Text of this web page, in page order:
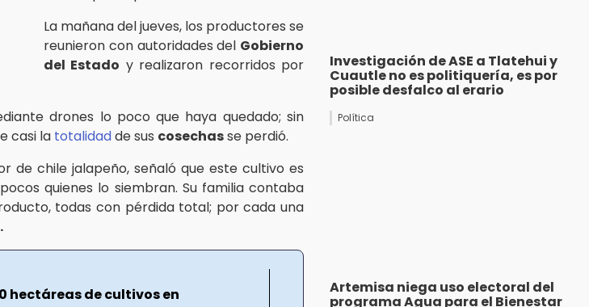
La mañana del jueves, los productores se
reunieron con autoridades del Gobierno
del Estado y realizaron recorridos por
drones lo poco que haya quedado; sin
casi la totalidadde sus cosechasse perdió.
de chile jalapeño, señaló que este cultivo es
quienes lo siembran. Su familia contaba
todas con pérdida total; por cada una
hectáreas de cultivos en
Investigación de ASE a Tlatehui y
Cuautle no es politiquería, es por
posible desfalco al erario
Política
Artemisa niega uso electoral del
programa Agua para el Bienestar